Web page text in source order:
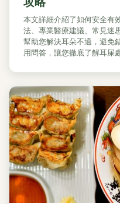
本文詳細介紹了如何安全有
法、專業醫療建議、常見迷
幫助您解決耳朵不適，避免
用問答，讓您徹底了解耳屎